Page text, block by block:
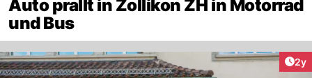
Auto prallt in Zollikon ZH in Motorrad
und Bus
2y